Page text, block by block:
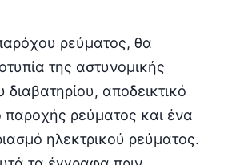
ρεύματος, θα
της αστυνομικής
διαβατηρίου, αποδεικτικό
ρεύματος και ένα
ηλεκτρικού ρεύματος.